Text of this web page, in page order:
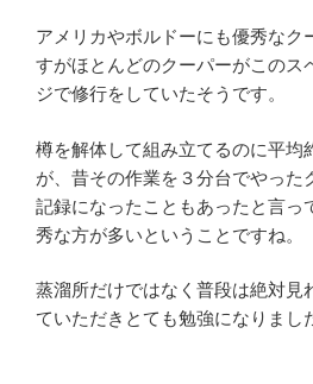
アメリカやボルドーにも優秀なク
すがほとんどのクーパーがこのス
ジで修行をしていたそうです。
樽を解体して組み立てるのに平均
が、昔その作業を３分台でやった
記録になったこともあったと言っ
秀な方が多いということですね。
蒸溜所だけではなく普段は絶対見
ていただきとても勉強になりまし